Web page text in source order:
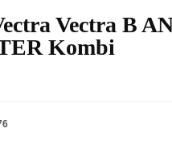
Vectra B
Kombi